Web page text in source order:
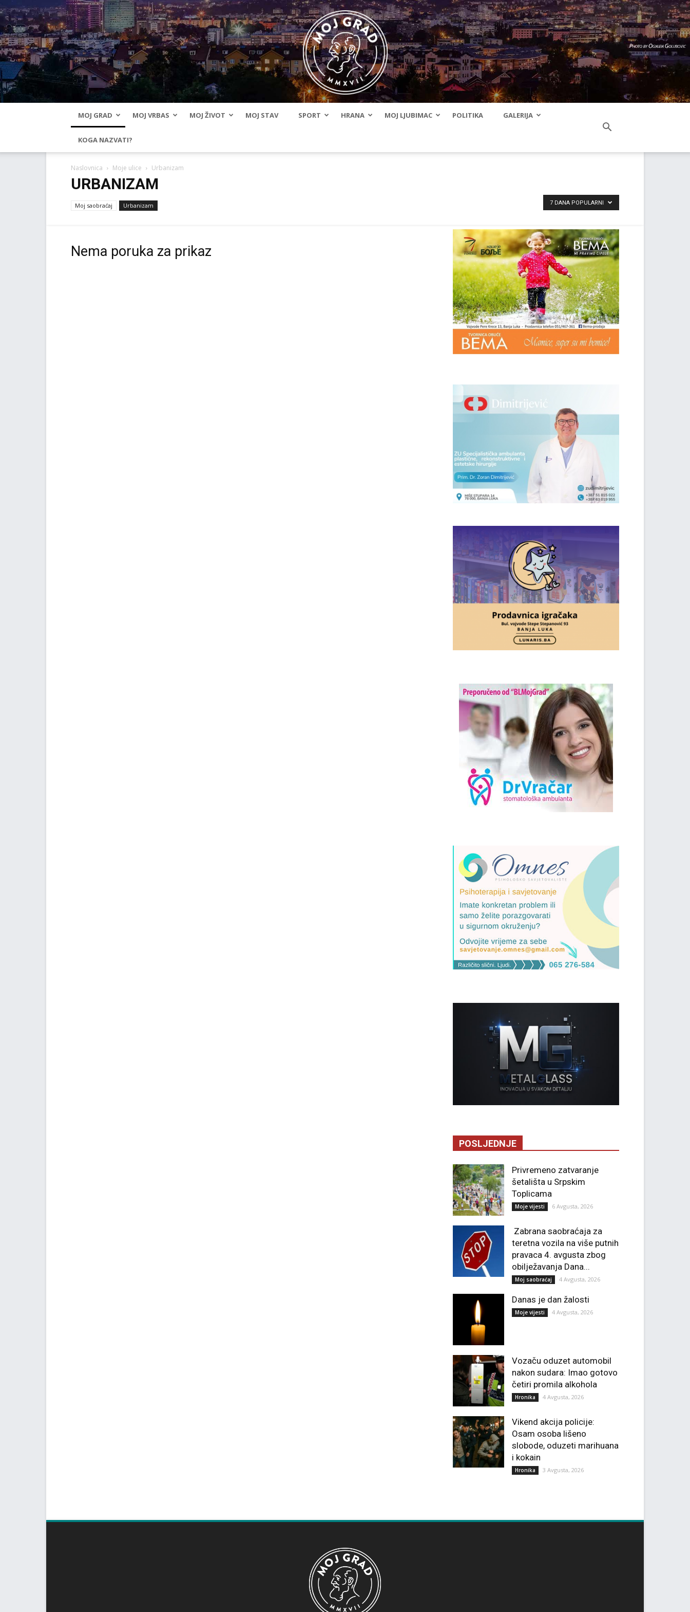
MOJ GRAD MOJ VRBAS MOJ ŽIVOT MOJ STAV SPORT HRANA MOJ LJUBIMAC POLITIKA GALERIJA
KOGA NAZVATI?
Naslovnica Moje ulice Urbanizam
URBANIZAM
Moj saobraćaj Urbanizam 7 DANA POPULARNI
Nema poruka za prikaz
POSLJEDNJE
Privremeno zatvaranje
šetališta u Srpskim
Toplicama
Moje vijesti 6 Avgusta, 2026
Zabrana saobraćaja za
teretna vozila na više putnih
pravaca 4. avgusta zbog
obilježavanja Dana...
Moj saobraćaj 4 Avgusta, 2026
Danas je dan žalosti
Moje vijesti 4 Avgusta, 2026
Vozaču oduzet automobil
nakon sudara: Imao gotovo
četiri promila alkohola
Hronika 4 Avgusta, 2026
Vikend akcija policije:
Osam osoba lišeno
slobode, oduzeti marihuana
i kokain
Hronika 3 Avgusta, 2026